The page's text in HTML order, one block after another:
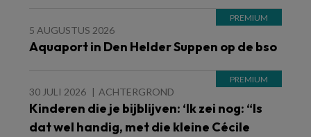
5 AUGUSTUS 2026
Aquaport in Den Helder Suppen op de bso
30 JULI 2026 ACHTERGROND
Kinderen die je bijblijven: ‘Ik zei nog: “Is
dat wel handig, met die kleine Cécile